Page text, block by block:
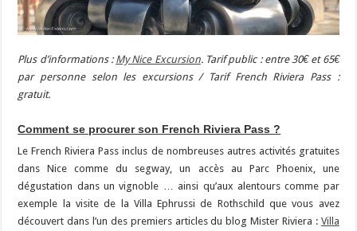
Plus d’informations : My Nice Excursion. Tarif public : entre 30€ et 65€
par personne selon les excursions / Tarif French Riviera Pass :
gratuit.
Comment se procurer son French Riviera Pass ?
Le French Riviera Pass inclus de nombreuses autres activités gratuites
dans Nice comme du segway, un accès au Parc Phoenix, une
dégustation dans un vignoble … ainsi qu’aux alentours comme par
exemple la visite de la Villa Ephrussi de Rothschild que vous avez
découvert dans l’un des premiers articles du blog Mister Riviera : Villa